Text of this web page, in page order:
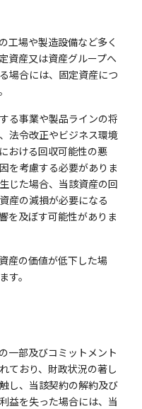
工場や製造設備など多く
資産又は資産グループへ
場合には、固定資産につ
る事業や製品ラインの将
法令改正やビジネス環境
おける回収可能性の悪
を考慮する必要がありま
じた場合、当該資産の回
産の減損が必要になる
を及ぼす可能性がありま
産の価値が低下した場
す。
一部及びコミットメント
ており、財政状況の著し
し、当該契約の解約及び
益を失った場合には、当